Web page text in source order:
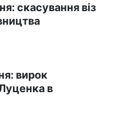
скасування віз
вирок
в